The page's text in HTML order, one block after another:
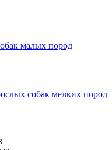
малых пород
собак мелких пород